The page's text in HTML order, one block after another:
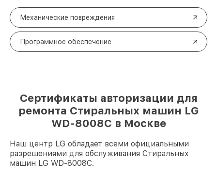
Механические повреждения
Программное обеспечение
Сертификаты авторизации для
ремонта Стиральных машин LG
WD-8008C в Москве
Наш центр LG обладает всеми официальными
разрешениями для обслуживания Стиральных
машин LG WD-8008C.